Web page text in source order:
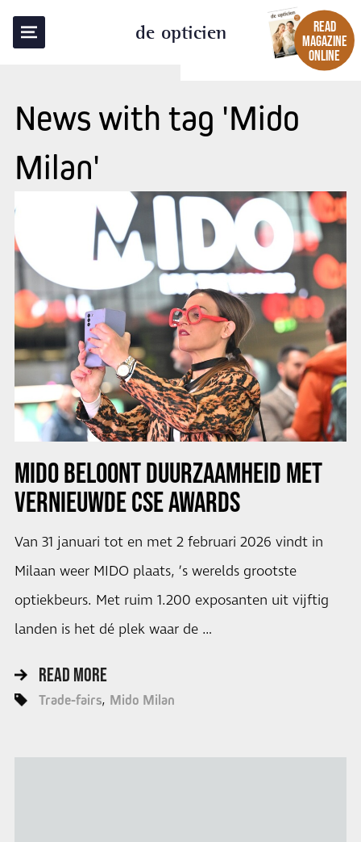
de opticien
READ
MAGAZINE
ONLINE
News with tag 'Mido
Milan'
MIDO BELOONT DUURZAAMHEID MET
VERNIEUWDE CSE AWARDS
Van 31 januari tot en met 2 februari 2026 vindt in
Milaan weer MIDO plaats, ’s werelds grootste
optiekbeurs. Met ruim 1.200 exposanten uit vijftig
landen is het dé plek waar de …
READ MORE
Trade-fairs Mido Milan